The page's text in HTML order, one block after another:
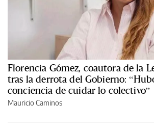
Florencia Gómez, coautora de la
tras la derrota del Gobierno:
conciencia de cuidar lo colectivo”
Mauricio Caminos